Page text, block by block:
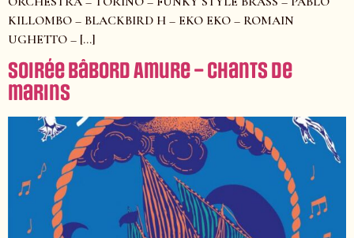
KILLOMBO – BLACKBIRD H – EKO EKO – ROMAIN
UGHETTO – […]
Soirée Bâbord Amure – chants de
marins